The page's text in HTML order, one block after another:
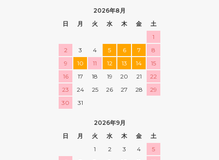
2026年8月
日
月 火 水 木 金
土
1
2
3 4 5 6 7
8
9
10 11 12 13 14
15
16
17 18 19 20 21
22
23
24 25 26 27 28
29
30
31
2026年9月
日
月 火 水 木 金
土
1
2 3 4
5